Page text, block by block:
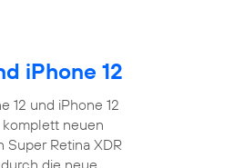
iPhone 12
12 und iPhone 12
komplett neuen
Super Retina XDR
die neue